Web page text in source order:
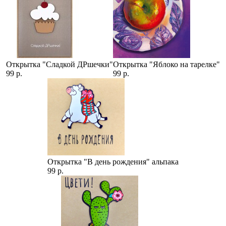
Открытка "Сладкой ДРшечки"
99 р.
Открытка "Яблоко на тарелке"
99 р.
Открытка "В день рождения" альпака
99 р.